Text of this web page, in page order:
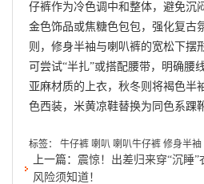
仔裤作为冷色调中和整体，避免沉
金色饰品或焦糖色包包，强化复古
则，修身半袖与喇叭裤的宽松下摆
可尝试“半扎”或搭配腰带，明确腰
亚麻材质的上衣，秋冬则将褐色半
色西装，米黄凉鞋替换为同色系踝
标签： 牛仔裤 喇叭 喇叭牛仔裤 修身半袖
上一篇： 震惊！出差归来穿“沉睡
风险须知道！